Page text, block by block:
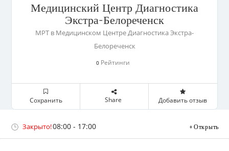
Медицинский Центр Диагностика
Экстра-Белореченск
МРТ в Медицинском Центре Диагностика Экстра-
Белореченск
0 Рейтинги
Сохранить Share Добавить отзыв
Закрыто!08:00 - 17:00 Открыть